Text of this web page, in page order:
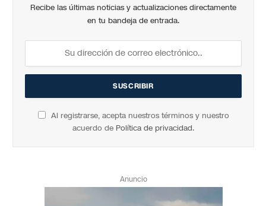
Recibe las últimas noticias y actualizaciones directamente
en tu bandeja de entrada.
Al registrarse, acepta nuestros términos y nuestro
acuerdo de Política de privacidad.
Anuncio